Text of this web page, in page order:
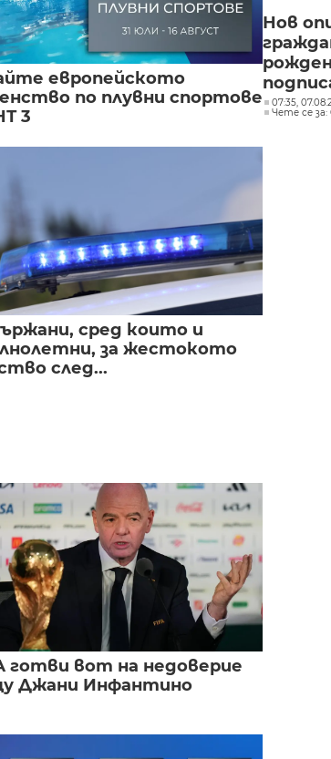
европейското
по плувни спортове
3
сред които и
за жестокото
след...
готви вот на недоверие
Джани Инфантино
Нов
07:35,
Чете се за: